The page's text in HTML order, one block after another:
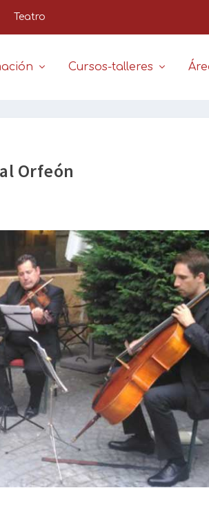
Teatro
Cursos-talleres
Orfeón